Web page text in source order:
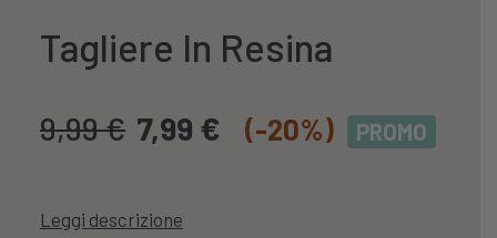
Tagliere In Resina
9,99€ 7,99 € (-20%) PROMO
Leggi descrizione